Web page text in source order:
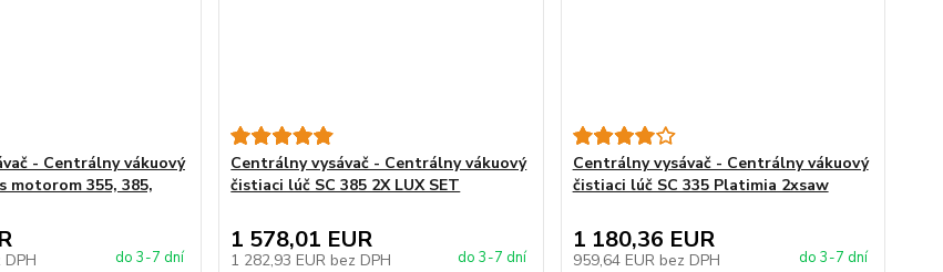
- Centrálny vákuový
motorom 355, 385,
DPH do 3-7 dní
Centrálny vysávač - Centrálny vákuový
čistiaci lúč SC 385 2X LUX SET
1 578,01 EUR
1 282,93 EUR bez DPH do 3-7 dní
Centrálny vysávač - Centrálny vákuový
čistiaci lúč SC 335 Platimia 2xsaw
1 180,36 EUR
959,64 EUR bez DPH do 3-7 dní